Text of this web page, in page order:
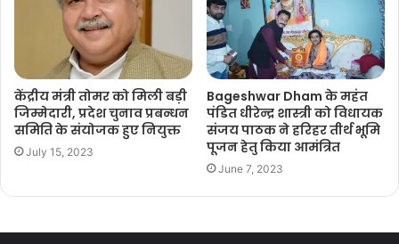
केंद्रीय मंत्री तोमर को मिली बड़ी
जिम्मेदारी, प्रदेश चुनाव प्रबन्धन
समिति के संयोजक हुए नियुक्त
July 15, 2023
Bageshwar Dham के महंत
पंडित धीरेन्द्र शास्त्री को विधायक
संजय पाठक ने हरिहर तीर्थ भूमि
पूजन हेतु किया आमंत्रित
June 7, 2023